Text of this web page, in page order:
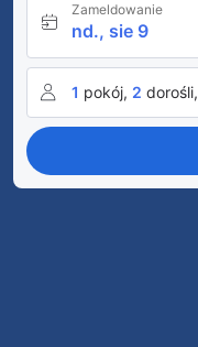
Zameldowanie
nd., sie 9
1 pokój, 2 dorośli,